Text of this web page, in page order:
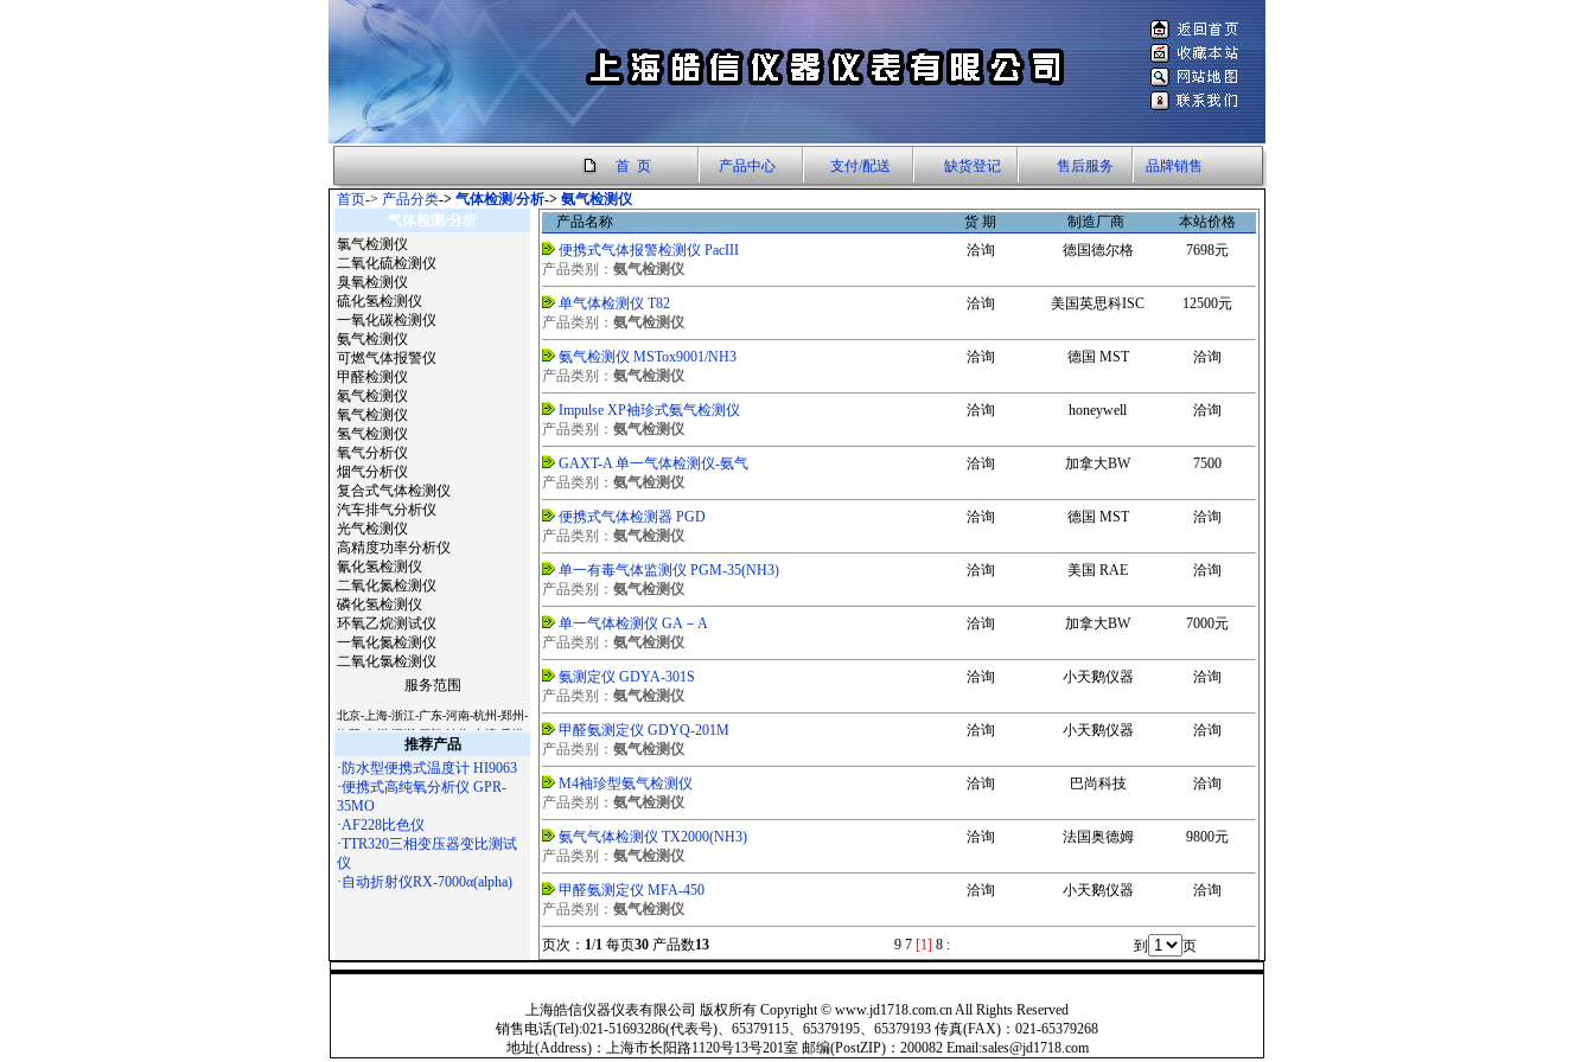
首 页 产品中心 支付/配送 缺货登记 售后服务
品牌销售
首页-> 产品分类-> 气体检测/分析-> 氨气检测仪
气体检测/分析
氯气检测仪
二氧化硫检测仪
臭氧检测仪
硫化氢检测仪
一氧化碳检测仪
氨气检测仪
可燃气体报警仪
甲醛检测仪
氡气检测仪
氧气检测仪
氢气检测仪
氧气分析仪
烟气分析仪
复合式气体检测仪
汽车排气分析仪
光气检测仪
高精度功率分析仪
氰化氢检测仪
二氧化氮检测仪
磷化氢检测仪
环氧乙烷测试仪
一氧化氮检测仪
二氧化氯检测仪
服务范围
北京-上海-浙江-广东-河南-杭州-郑州-
洛阳-广州-深圳-厦门-汕头-台湾-香港-
澳门-天津-西安-宝鸡-杭州-温州-常州-
无锡-苏州-南京-镇江-扬州-南通-合肥-
徐州-常熟-石家庄-太原-呼和浩特-沈
阳-长春-哈尔滨-南京-合肥-福州-南昌-
济南-郑州-武汉-长沙-广州-南宁-海口-
成都-贵阳-昆明-拉萨-西安-兰州-西宁-
银川-乌鲁木齐-杭州-沈阳-长春-哈尔
滨-济南-武汉-广州-南宁-成都 -西安-
特-鞍山-大庆-锦州-铁岭-盘锦-湛江-萧
无锡-镇江-常州-连云港-淮安-淮阴-盐
城-扬州-徐州-宜兴-江阴-南通-扬州-上
海-滁州
推荐产品
·防水型便携式温度计 HI9063
·便携式高纯氧分析仪 GPR-
35MO
·AF228比色仪
·TTR320三相变压器变比测试
仪
·自动折射仪RX-7000α(alpha)
产品名称 货 期 制造厂商
本站价格
便携式气体报警检测仪 PacIII
洽询 德国德尔格
7698元
产品类别： 氨气检测仪
单气体检测仪 T82 洽询 美国英思科ISC
12500元
产品类别： 氨气检测仪
氨气检测仪 MSTox9001/NH3 洽询 德国 MST
洽询
产品类别： 氨气检测仪
Impulse XP袖珍式氨气检测仪 洽询 honeywell
洽询
产品类别： 氨气检测仪
GAXT-A 单一气体检测仪-氨气 洽询 加拿大BW
7500
产品类别： 氨气检测仪
便携式气体检测器 PGD 洽询 德国 MST
洽询
产品类别： 氨气检测仪
单一有毒气体监测仪 PGM-35(NH3) 洽询 美国 RAE
洽询
产品类别： 氨气检测仪
单一气体检测仪 GA－A 洽询 加拿大BW
7000元
产品类别： 氨气检测仪
氨测定仪 GDYA-301S 洽询 小天鹅仪器
洽询
产品类别： 氨气检测仪
甲醛氨测定仪 GDYQ-201M 洽询 小天鹅仪器
洽询
产品类别： 氨气检测仪
M4袖珍型氨气检测仪 洽询 巴尚科技
洽询
产品类别： 氨气检测仪
氨气气体检测仪 TX2000(NH3) 洽询 法国奥德姆
9800元
产品类别： 氨气检测仪
甲醛氨测定仪 MFA-450 洽询 小天鹅仪器
洽询
产品类别： 氨气检测仪
页次： 1/1 每页30 产品数13 9 7 [1] 8 : 到 页
上海皓信仪器仪表有限公司 版权所有 Copyright © www.jd1718.com.cn All Rights Reserved
销售电话(Tel):021-51693286(代表号)、65379115、65379195、65379193 传真(FAX)：021-65379268
地址(Address)：上海市长阳路1120号13号201室 邮编(PostZIP)：200082 Email:sales@jd1718.com